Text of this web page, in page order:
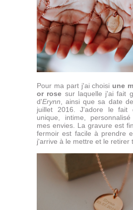
Pour ma part j'ai choisi une
or rose sur laquelle j'ai fait
d'Erynn , ainsi que sa date
juillet 2016. J'adore le fait
unique, intime,
mes envies. La gravure est
fermoir est facile à prendre
j'arrive à le mettre et le retirer